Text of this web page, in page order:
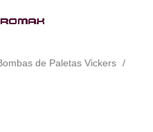
de Paletas Vickers